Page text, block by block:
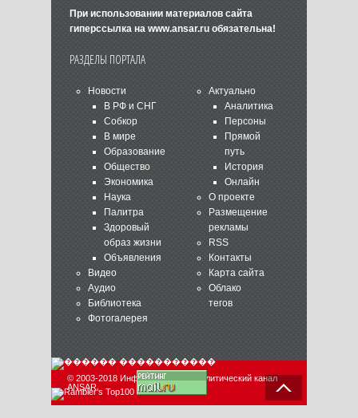
При использовании материалов сайта
гиперссылка на www.ansar.ruобязательна!
РАЗДЕЛЫ ПОРТАЛА
Новости
В РФ и СНГ
Собкор
В мире
Образование
Общество
Экономика
Наука
Палитра
Здоровый
образ жизни
Объявления
Видео
Аудио
Библиотека
Фотогалерея
Актуально
Аналитика
Персоны
Прямой
путь
История
Онлайн
О проекте
Размещение
рекламы
RSS
Контакты
Карта сайта
Облако
тегов
© 2003-2018 Информационно-аналитический канал
ANSAR